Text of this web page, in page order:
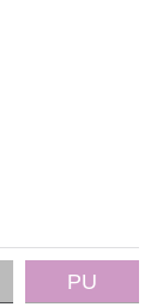
PU